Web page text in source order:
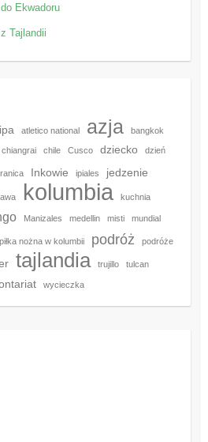
Ekwadoru
Tajlandii
atletico national azja bangkok
chiangrai chile Cusco dziecko dzień
Inkowie ipiales jedzenie
kolumbia kuchnia
Manizales medellin misti mundial
piłka nożna w kolumbii podróż podróże
tajlandia trujillo tulcan
wycieczka